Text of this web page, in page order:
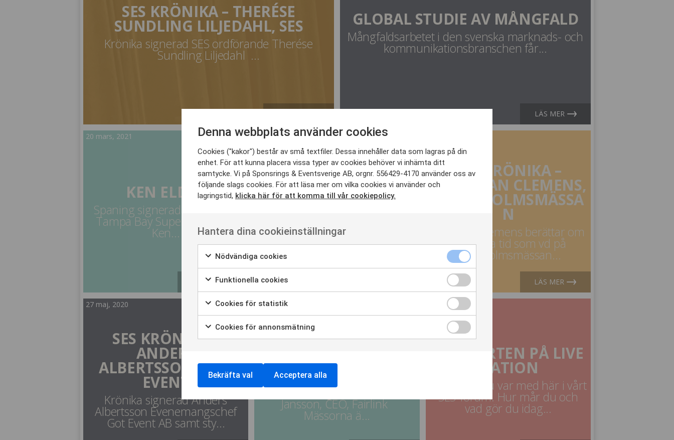
SES KRÖNIKA – THERÉSE
SUNDLING LILJEDAHL, SES
Krönika signerad SES ordförande Therése
Sundling Liljedahl ...
GLOBAL STUDIE AV MÅNGFALD
Mångfaldsarbetet i den svenska marknads- och
kommunikationsbranschen får...
LÄS MER
20 mars, 2021
KEN ELDER
Spaning signerad Ken Elder -
Tampa Bay Super Bowl HC
Ken...
LÄS MER
24 september, 2020
SES SPANING –
ANDERS LINDÉN,
TANGO BRAND
Spaning signerad Anders
Lindén, Tango Brand Alliances
SES KRÖNIKA –
CHRISTIAN CLEMENS,
STOCKHOLMSMÄSSA
N
Christian Clemens berättar om
sin första tid som vd på
Stockholmsmässan...
LÄS MER
27 maj, 2020
SES KRÖNIKA –
ANDERS
ALBERTSSON, GOT
EVENT
Krönika signerad Anders
Albertsson Evenemangschef
Got Event AB samt sty...
20 maj, 2020
SES KRÖNIKA –
MIKAEL JANSSON,
FAIRLINK
Krönika signerad Mikael
Jansson, CEO, Fairlink
Mässorna ä...
19 maj, 2020
HEJ MÅRTEN PÅ LIVE
NATION
Längesen du var med här i vårt
SES-forum. Hur mår du och
vad gör du idag...
Denna webbplats använder cookies
Cookies ("kakor") består av små textfiler. Dessa innehåller data som lagras på din
enhet. För att kunna placera vissa typer av cookies behöver vi inhämta ditt
samtycke. Vi på Sponsrings & Eventsverige AB, orgnr. 556429-4170 använder oss av
följande slags cookies. För att läsa mer om vilka cookies vi använder och
lagringstid, klicka här för att komma till vår cookiepolicy.
Hantera dina cookieinställningar
Nödvändiga cookies
Funktionella cookies
Cookies för statistik
Cookies för annonsmätning
Bekräfta val Acceptera alla